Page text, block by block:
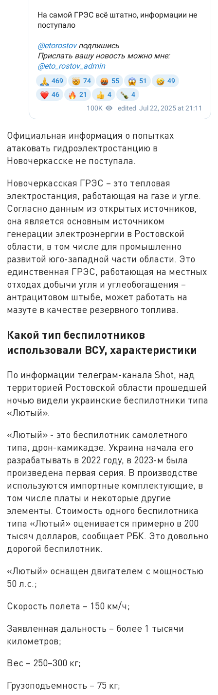
Официальная информация о попытках
атаковать гидроэлектростанцию в
Новочеркасске не поступала.
Новочеркасская ГРЭС – это тепловая
электростанция, работающая на газе и угле.
Согласно данным из открытых источников,
она является основным источником
генерации электроэнергии в Ростовской
области, в том числе для промышленно
развитой юго-западной части области. Это
единственная ГРЭС, работающая на местных
отходах добычи угля и углеобогащения –
антрацитовом штыбе, может работать на
мазуте в качестве резервного топлива.
Какой тип беспилотников
использовали ВСУ, характеристики
По информации телеграм-канала Shot, над
территорией Ростовской области прошедшей
ночью видели украинские беспилотники типа
«Лютый».
«Лютый» - это беспилотник самолетного
типа, дрон-камикадзе. Украина начала его
разрабатывать в 2022 году, в 2023-м была
произведена первая серия. В производстве
используются импортные комплектующие, в
том числе платы и некоторые другие
элементы. Стоимость одного беспилотника
типа «Лютый» оценивается примерно в 200
тысяч долларов, сообщает РБК. Это довольно
дорогой беспилотник.
«Лютый» оснащен двигателем с мощностью
50 л.с.;
Скорость полета – 150 км/ч;
Заявленная дальность – более 1 тысячи
километров;
Вес – 250–300 кг;
Грузоподъемность – 75 кг;